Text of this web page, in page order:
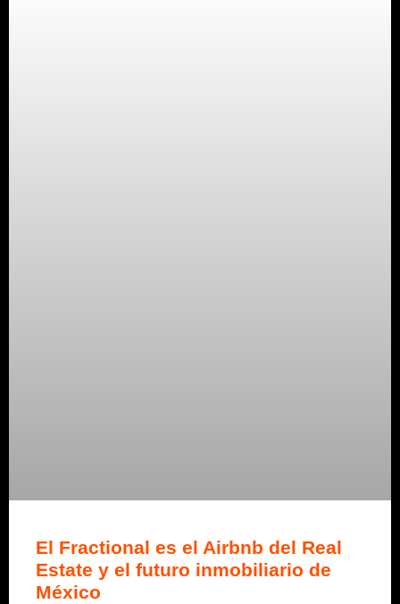
El Fractional es el Airbnb del Real
Estate y el futuro inmobiliario de
México